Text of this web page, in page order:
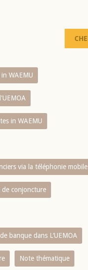
WAEMU
in WAEMU
via la téléphonie mobile
conjoncture
banque dans L‘UEMOA
Note thématique